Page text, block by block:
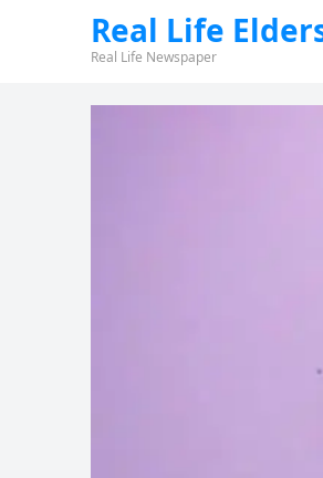
Real Life
Real Life Newspaper